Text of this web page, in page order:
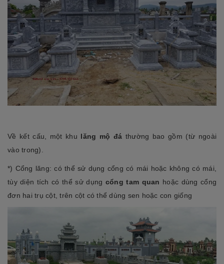
Về kết cấu, một khu lăng mộ đá thường bao gồm (từ ngoài
vào trong).
*) Cổng lăng: có thể sử dụng cổng có mái hoặc không có mái,
tùy diện tích có thể sử dụng cổng tam quan hoặc dùng cổng
đơn hai trụ cột, trên cột có thể dùng sen hoặc con giống